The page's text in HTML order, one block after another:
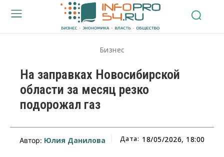
Бизнес
На заправках Новосибирской
области за месяц резко
подорожал газ
Автор: Юлия Данилова Дата: 18/05/2026, 18:00